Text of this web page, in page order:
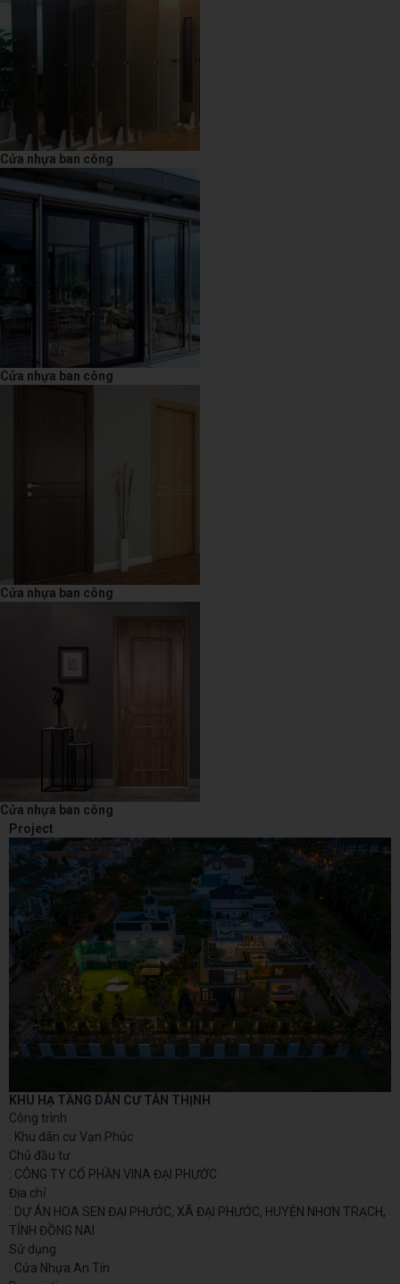
Cửa nhựa ban công
Cửa nhựa ban công
Cửa nhựa ban công
Cửa nhựa ban công
Project
KHU HẠ TẦNG DÂN CƯ TÂN THỊNH
Công trình
: Khu dân cư Vạn Phúc
Chủ đầu tư
: CÔNG TY CỔ PHẦN VINA ĐẠI PHƯỚC
Địa chỉ
: DỰ ÁN HOA SEN ĐẠI PHƯỚC, XÃ ĐẠI PHƯỚC, HUYỆN NHƠN TRẠCH,
TỈNH ĐỒNG NAI
Sử dụng
: Cửa Nhựa An Tín